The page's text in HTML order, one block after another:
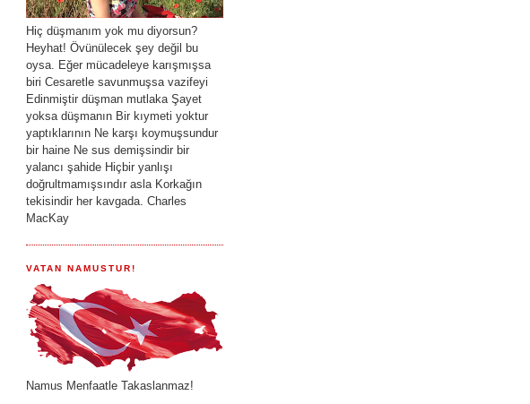
Hiç düşmanım yok mu diyorsun?
Heyhat! Övünülecek şey değil bu
oysa. Eğer mücadeleye karışmışsa
biri Cesaretle savunmuşsa vazifeyi
Edinmiştir düşman mutlaka Şayet
yoksa düşmanın Bir kıymeti yoktur
yaptıklarının Ne karşı koymuşsundur
bir haine Ne sus demişsindir bir
yalancı şahide Hiçbir yanlışı
doğrultmamışsındır asla Korkağın
tekisindir her kavgada. Charles
MacKay
VATAN NAMUSTUR!
Namus Menfaatle Takaslanmaz!